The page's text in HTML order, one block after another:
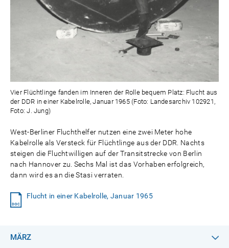
Vier Flüchtlinge fanden im Inneren der Rolle bequem Platz: Flucht aus
der DDR in einer Kabelrolle, Januar 1965 (Foto: Landesarchiv 102921,
Foto: J. Jung)
West-Berliner Fluchthelfer nutzen eine zwei Meter hohe
Kabelrolle als Versteck für Flüchtlinge aus der DDR. Nachts
steigen die Fluchtwilligen auf der Transitstrecke von Berlin
nach Hannover zu. Sechs Mal ist das Vorhaben erfolgreich,
dann wird es an die Stasi verraten.
Flucht in einer Kabelrolle, Januar 1965
MÄRZ